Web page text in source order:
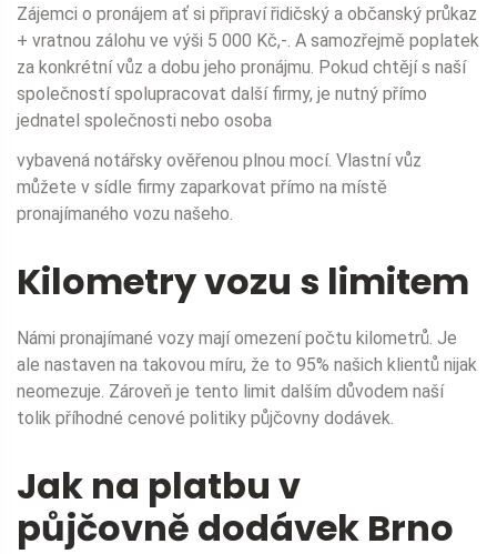
Zájemci o pronájem ať si připraví řidičský a občanský průkaz
+ vratnou zálohu ve výši 5 000 Kč,-. A samozřejmě poplatek
za konkrétní vůz a dobu jeho pronájmu. Pokud chtějí s naší
společností spolupracovat další firmy, je nutný přímo
jednatel společnosti nebo osoba
vybavená notářsky ověřenou plnou mocí. Vlastní vůz
můžete v sídle firmy zaparkovat přímo na místě
pronajímaného vozu našeho.
Kilometry vozu s limitem
Námi pronajímané vozy mají omezení počtu kilometrů. Je
ale nastaven na takovou míru, že to 95% našich klientů nijak
neomezuje. Zároveň je tento limit dalším důvodem naší
tolik příhodné cenové politiky půjčovny dodávek.
Jak na platbu v
půjčovně dodávek Brno